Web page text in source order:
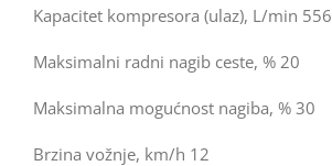
Kapacitet kompresora (ulaz), L/min 556
Maksimalni radni nagib ceste, % 20
Maksimalna mogućnost nagiba, % 30
Brzina vožnje, km/h 12